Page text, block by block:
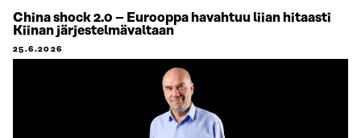
China shock 2.0 – Eurooppa havahtuu liian hitaasti
Kiinan järjestelmävaltaan
25.6.2026